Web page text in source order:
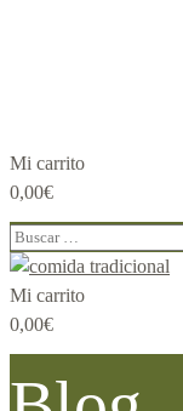
Mi carrito
0,00€
Buscar:
Mi carrito
0,00€